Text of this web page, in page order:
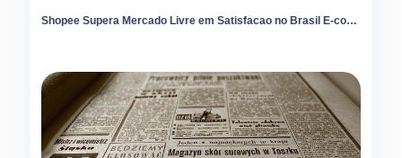
Shopee Supera Mercado Livre em Satisfacao no Brasil E-commerce Cresce 9 por Cento em 2026